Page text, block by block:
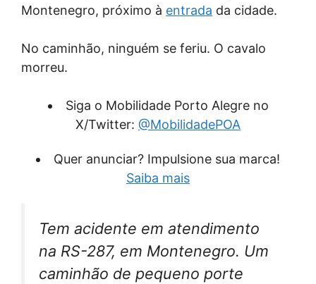
Montenegro, próximo à entrada da cidade.
No caminhão, ninguém se feriu. O cavalo
morreu.
Siga o Mobilidade Porto Alegre no
X/Twitter: @MobilidadePOA
Quer anunciar? Impulsione sua marca!
Saiba mais
Tem acidente em atendimento
na RS-287, em Montenegro. Um
caminhão de pequeno porte